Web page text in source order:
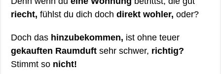
riecht, fühlst du dich dochdirekt wohler, oder?
Doch das hinzubekommen, ist ohne teuer
gekauften Raumduft sehr schwer, richtig?
Stimmt so nicht!